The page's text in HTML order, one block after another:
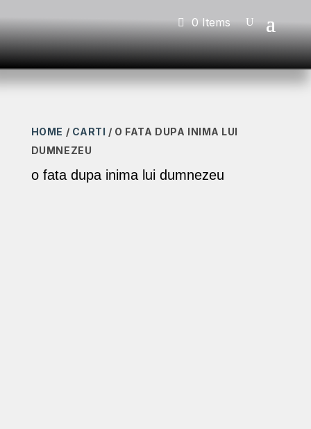
0 Items
HOME / CARTI / O FATA DUPA INIMA LUI
DUMNEZEU
o fata dupa inima lui dumnezeu